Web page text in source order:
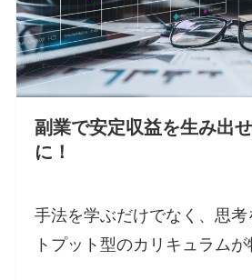
副業で安定収益を生み出
に！
手法を学ぶだけでなく、思考
トプット型のカリキュラムが